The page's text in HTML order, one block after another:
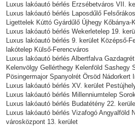
Luxus lakóautó bérlés Erzsébetváros VII.
Luxus lakóautó bérlés Laposdűlő
Ligettelek Kúttó Gyárdűlő Újhegy Kőbánya-
Luxus lakóautó bérlés Wekerletelep 19.
Luxus lakóautó bérlés 9. kerület Középső-
lakótelep Külső-Ferencváros
Luxus lakóautó bérlés Albertfalva
Kelenvölgy Gellérthegy Kelenföld Sashegy
Pösingermajor Spanyolrét Örsöd
Luxus lakóautó bérlés XV. kerület
Luxus lakóautó bérlés Millenniumtelep
Luxus lakóautó bérlés Budatétény 22.
Luxus lakóautó bérlés Vizafogó Angyalföld
városközpont 13. kerület